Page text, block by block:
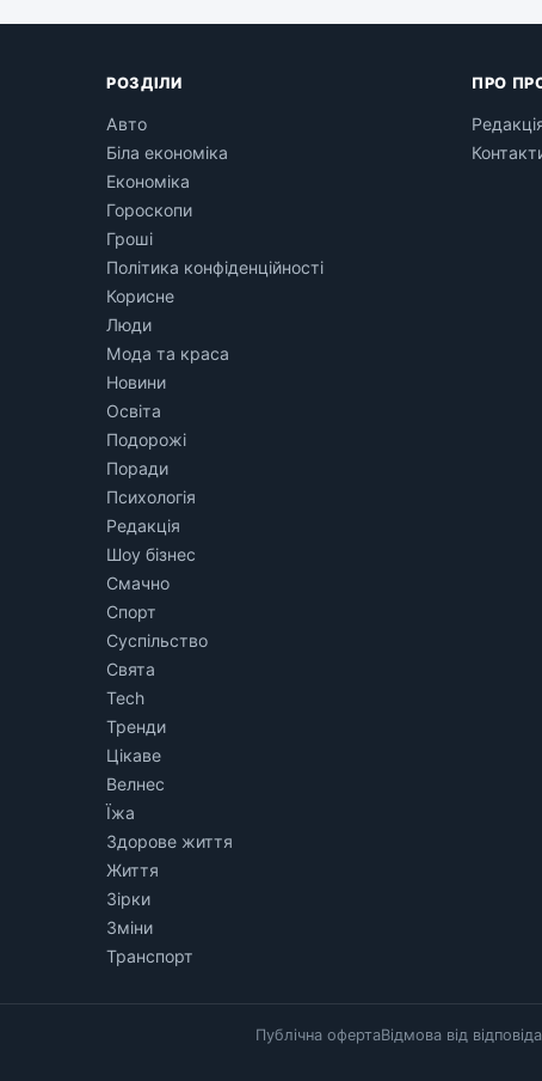
РОЗДІЛИ
Авто
Біла економіка
Економіка
Гороскопи
Гроші
Політика конфіденційності
Корисне
Люди
Мода та краса
Новини
Освіта
Подорожі
Поради
Психологія
Редакція
Шоу бізнес
Смачно
Спорт
Суспільство
Свята
Tech
Тренди
Цікаве
Велнес
Їжа
Здорове життя
Життя
Зірки
Зміни
Транспорт
ПРО
Публічна офертаВідмова від